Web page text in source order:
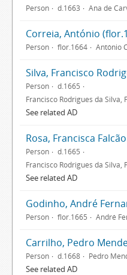
Person d.1663 Ana de
Correia, António
Person flor.1664 António
Silva, Francisco
Person
d.1665
Francisco Rodrigues da Silva,
See related AD
Rosa, Francisca
Person
d.1665
Francisco Rodrigues da Silva,
See related AD
Godinho, André
Person flor.1665 André
Carrilho, Pedro
Person d.1668 Pedro
See related AD